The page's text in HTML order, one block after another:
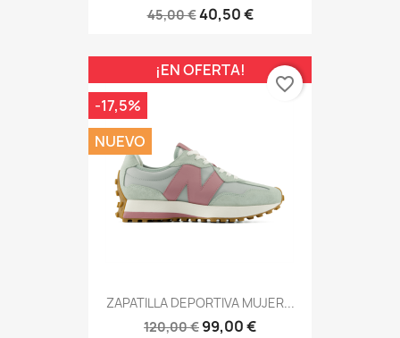
45,00 €40,50 €
ZAPATILLA DEPORTIVA MUJER...
120,00 € 99,00 €
¡EN OFERTA!
-17,5%
NUEVO
favorite_border